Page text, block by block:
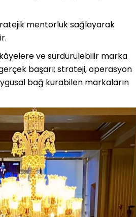
mentorluk sağlayarak
ve sürdürülebilir marka
başarı; strateji, operasyon
bağ kurabilen markaların